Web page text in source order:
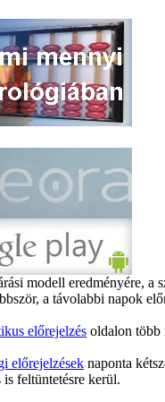
modell eredményére, a
a távolabbi napok
előrejelzés oldalon több
előrejelzések naponta
feltüntetésre kerül.